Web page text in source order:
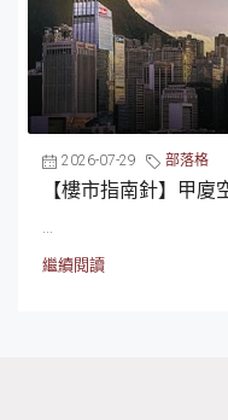
2026-07-29 部落格
【樓市指南針】甲
...
繼續閱讀